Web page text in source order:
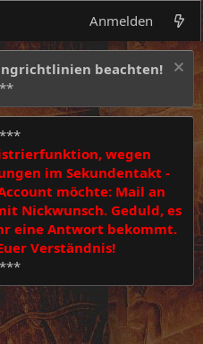
Anmelden
beachten!
wegen
im Sekundentakt -
möchte: Mail an
Nickwunsch. Geduld, es
eine Antwort bekommt.
Verständnis!